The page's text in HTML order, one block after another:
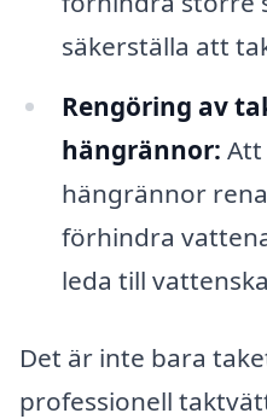
säkerställa att
Rengöring av
hängrännor: Att
hängrännor
förhindra
leda till
Det är inte bara
professionell